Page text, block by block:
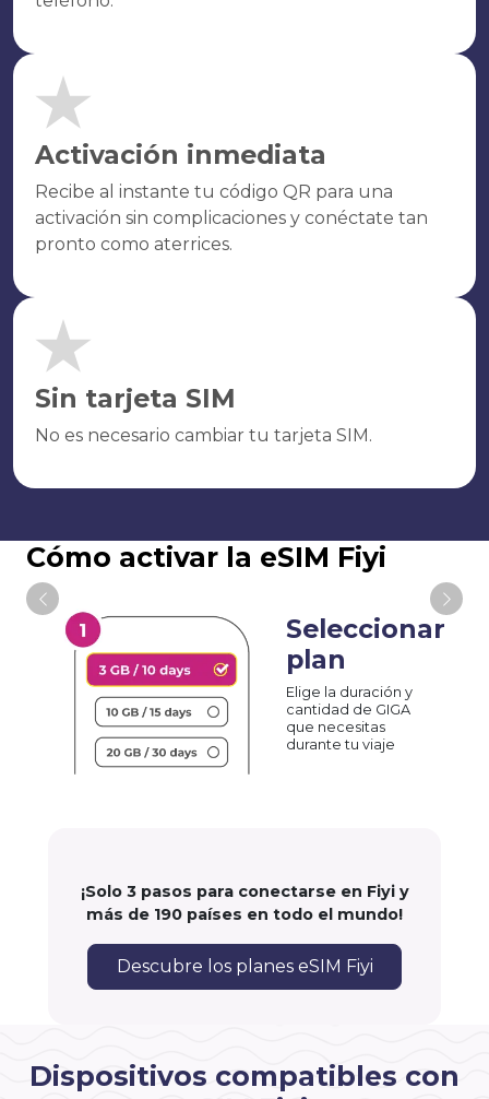
Activación inmediata
Recibe al instante tu código QR para una
activación sin complicaciones y conéctate tan
pronto como aterrices.
Sin tarjeta SIM
No es necesario cambiar tu tarjeta SIM.
Cómo activar la eSIM Fiyi
Seleccionar
plan
Elige la duración y
cantidad de GIGA
que necesitas
durante tu viaje
¡Solo 3 pasos para conectarse en Fiyi y
más de 190 países en todo el mundo!
Descubre los planes eSIM Fiyi
Dispositivos compatibles con